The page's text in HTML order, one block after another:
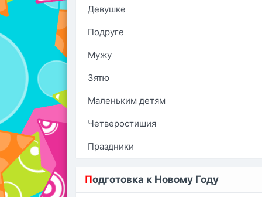
Девушке
Подруге
Мужу
Зятю
Маленьким детям
Четверостишия
Праздники
Подготовка к Новому Году